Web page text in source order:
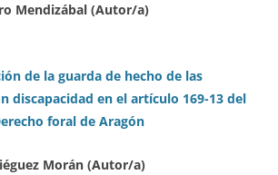
Mendizábal (Autor/a)
de la guarda de hecho de las
discapacidad en el artículo 169-13 del
foral de Aragón
Morán (Autor/a)